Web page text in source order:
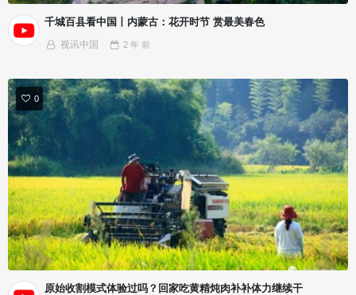
千城百县看中国丨内蒙古：花开时节 赏最美春色
视讯中国 2 年 前
0
原始收割模式体验过吗？回家吃黄精炖肉补补体力继续干